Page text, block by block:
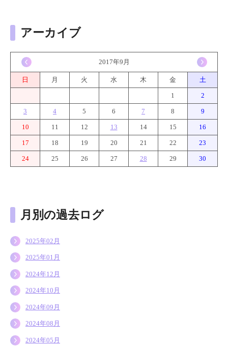
アーカイブ
2017年9月
日 月 火 水 木 金 土
1 2
3 4 5 6 7 8 9
10 11 12 13 14 15 16
17 18 19 20 21 22 23
24 25 26 27 28 29 30
月別の過去ログ
2025年02月
2025年01月
2024年12月
2024年10月
2024年09月
2024年08月
2024年05月